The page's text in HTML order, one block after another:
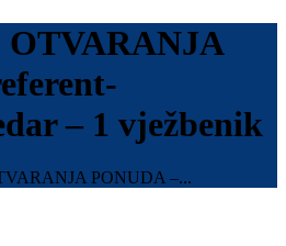
– 1 vježbenik
PONUDA –...